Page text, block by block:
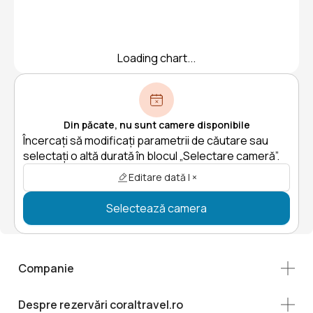
Loading chart...
Din păcate, nu sunt camere disponibile
Încercați să modificați parametrii de căutare sau
selectați o altă durată în blocul „Selectare cameră”.
Editare dată | ×
Selectează camera
Companie
Despre rezervări coraltravel.ro